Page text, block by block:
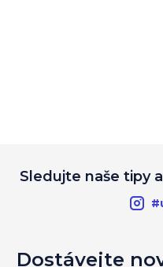
Sledujte naše tipy
Dostávejte